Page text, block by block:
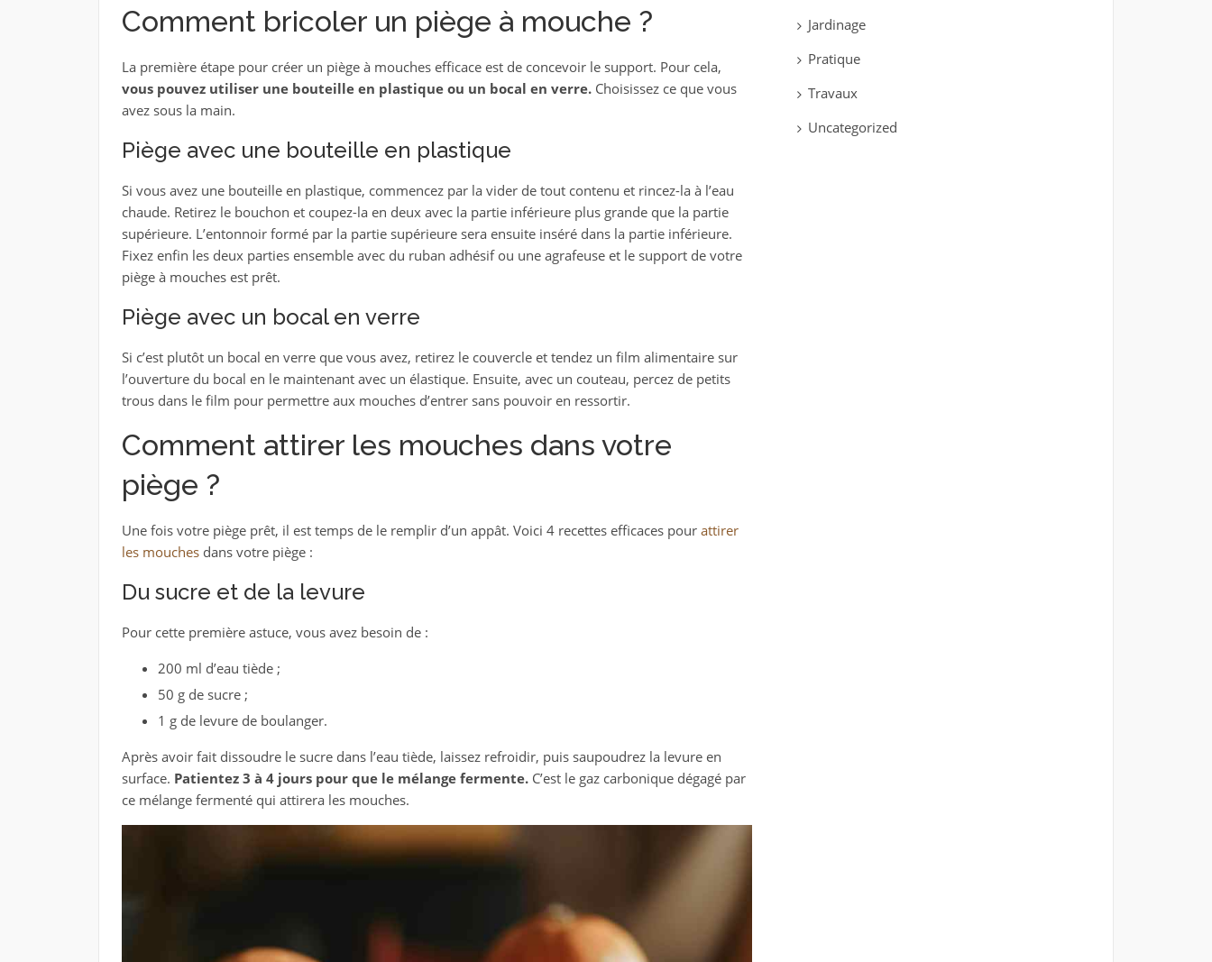
Comment bricoler un piège à mouche ?
La première étape pour créer un piège à mouches efficace est de concevoir le support. Pour cela,
vous pouvez utiliser une bouteille en plastique ou un bocal en verre. Choisissez ce que vous
avez sous la main.
Piège avec une bouteille en plastique
Si vous avez une bouteille en plastique, commencez par la vider de tout contenu et rincez-la à l’eau
chaude. Retirez le bouchon et coupez-la en deux avec la partie inférieure plus grande que la partie
supérieure. L’entonnoir formé par la partie supérieure sera ensuite inséré dans la partie inférieure.
Fixez enfin les deux parties ensemble avec du ruban adhésif ou une agrafeuse et le support de votre
piège à mouches est prêt.
Piège avec un bocal en verre
Si c’est plutôt un bocal en verre que vous avez, retirez le couvercle et tendez un film alimentaire sur
l’ouverture du bocal en le maintenant avec un élastique. Ensuite, avec un couteau, percez de petits
trous dans le film pour permettre aux mouches d’entrer sans pouvoir en ressortir.
Comment attirer les mouches dans votre
piège ?
Une fois votre piège prêt, il est temps de le remplir d’un appât. Voici 4 recettes efficaces pour attirer
les mouchesdans votre piège :
Du sucre et de la levure
Pour cette première astuce, vous avez besoin de :
200 ml d’eau tiède ;
50 g de sucre ;
1 g de levure de boulanger.
Après avoir fait dissoudre le sucre dans l’eau tiède, laissez refroidir, puis saupoudrez la levure en
surface. Patientez 3 à 4 jours pour que le mélange fermente.C’est le gaz carbonique dégagé par
ce mélange fermenté qui attirera les mouches.
Jardinage
Pratique
Travaux
Uncategorized